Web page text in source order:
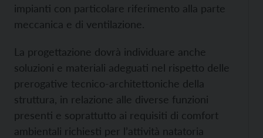
impianti con particolare riferimento alla parte
meccanica e di ventilazione.
La progettazione dovrà individuare anche
soluzioni e materiali adeguati nel rispetto delle
prerogative tecnico-architettoniche della
struttura, in relazione alle diverse funzioni
presenti e soprattutto ai requisiti di comfort
ambientali richiesti per l’attività natatoria